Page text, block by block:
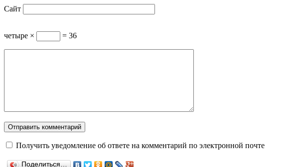
Сайт
четыре × = 36
Получить уведомление об ответе на комментарий по электронной почте
Поделиться…